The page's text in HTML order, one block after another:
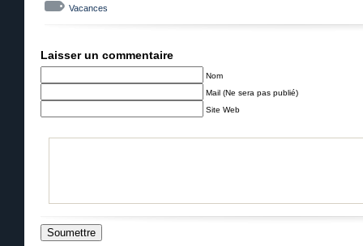
Vacances
Laisser un commentaire
Nom
Mail (Ne sera pas publié)
Site Web